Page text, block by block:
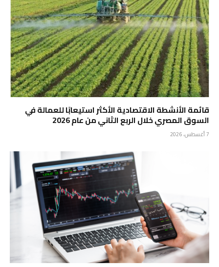
قائمة الأنشطة الاقتصادية الأكثر استيعابًا للعمالة في
السوق المصري خلال الربع الثاني من عام 2026
7 أغسطس، 2026